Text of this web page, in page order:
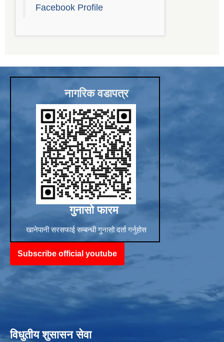
Facebook Profile
नागरिक वडापत्र
गुनासो फारम
खानेपानी सरसफाई सम्बन्धी गुनासो दर्ता गर्नुहोस
Subscribe official youtube
विधुतीय शुसासन सेवा